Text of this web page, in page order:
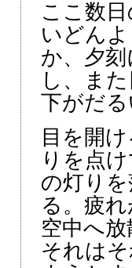
ここ数
いどん
か、夕
し、ま
下がだ
目を開
りを点
の灯り
る。疲
空中へ
それは